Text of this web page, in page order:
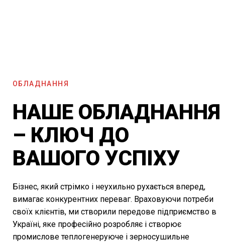
ОБЛАДНАННЯ
НАШЕ ОБЛАДНАННЯ
– КЛЮЧ ДО
ВАШОГО УСПІХУ
Бізнес, який стрімко і неухильно рухається вперед,
вимагає конкурентних переваг. Враховуючи потреби
своїх клієнтів, ми створили передове підприємство в
Україні, яке професійно розробляє і створює
промислове теплогенеруюче і зерносушильне